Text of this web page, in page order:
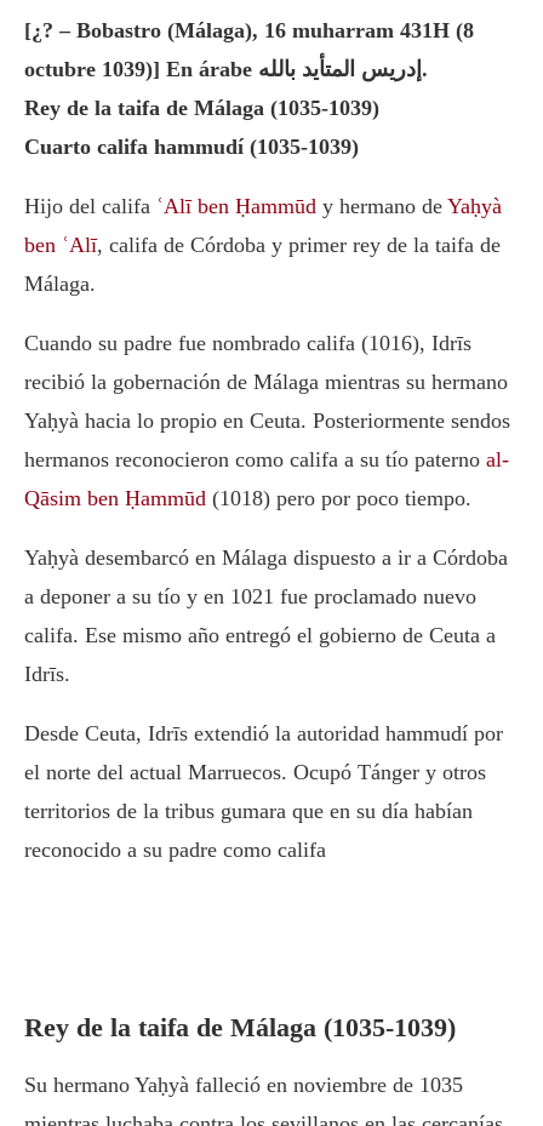
[¿? – Bobastro (Málaga), 16 muharram 431H (8
octubre 1039)] En árabe إدريس المتأيد بالله.
Rey de la taifa de Málaga (1035-1039)
Cuarto califa hammudí (1035-1039)
Hijo del califa ʿAlī ben Ḥammūd y hermano de Yaḥyà
ben ʿAlī, califa de Córdoba y primer rey de la taifa de
Málaga.
Cuando su padre fue nombrado califa (1016), Idrīs
recibió la gobernación de Málaga mientras su hermano
Yaḥyà hacia lo propio en Ceuta. Posteriormente sendos
hermanos reconocieron como califa a su tío paterno al-
Qāsim ben Ḥammūd (1018) pero por poco tiempo.
Yaḥyà desembarcó en Málaga dispuesto a ir a Córdoba
a deponer a su tío y en 1021 fue proclamado nuevo
califa. Ese mismo año entregó el gobierno de Ceuta a
Idrīs.
Desde Ceuta, Idrīs extendió la autoridad hammudí por
el norte del actual Marruecos. Ocupó Tánger y otros
territorios de la tribus gumara que en su día habían
reconocido a su padre como califa
Rey de la taifa de Málaga (1035-1039)
Su hermano Yaḥyà falleció en noviembre de 1035